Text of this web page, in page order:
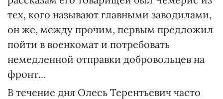
тех, кого называют главными заводилами,
он же, между прочим, первым предложил
пойти в военкомат и потребовать
немедленной отправки добровольцев на
фронт...
В течение дня Олесь Терентьевич часто